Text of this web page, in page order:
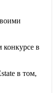
в
в том,